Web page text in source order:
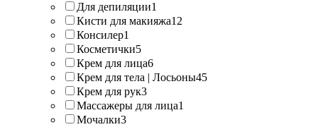
Для депиляции1
Кисти для макияжа12
Консилер1
Косметички5
Крем для лица6
Крем для тела | Лосьоны45
Крем для рук3
Массажеры для лица1
Мочалки3